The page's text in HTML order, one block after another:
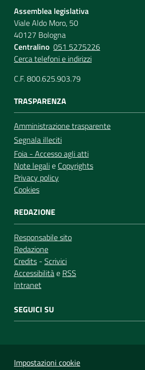
Assemblea legislativa
Viale Aldo Moro, 50
40127 Bologna
Centralino 051 5275226
Cerca telefoni e indirizzi
C.F. 800.625.903.79
TRASPARENZA
Amministrazione trasparente
Segnala illeciti
Foia - Accesso agli atti
Note legalie Copyrights
Privacy policy
Cookies
REDAZIONE
Responsabile sito
Redazione
Credits - Scrivici
Accessibilitàe RSS
Intranet
SEGUICI SU
Impostazioni cookie